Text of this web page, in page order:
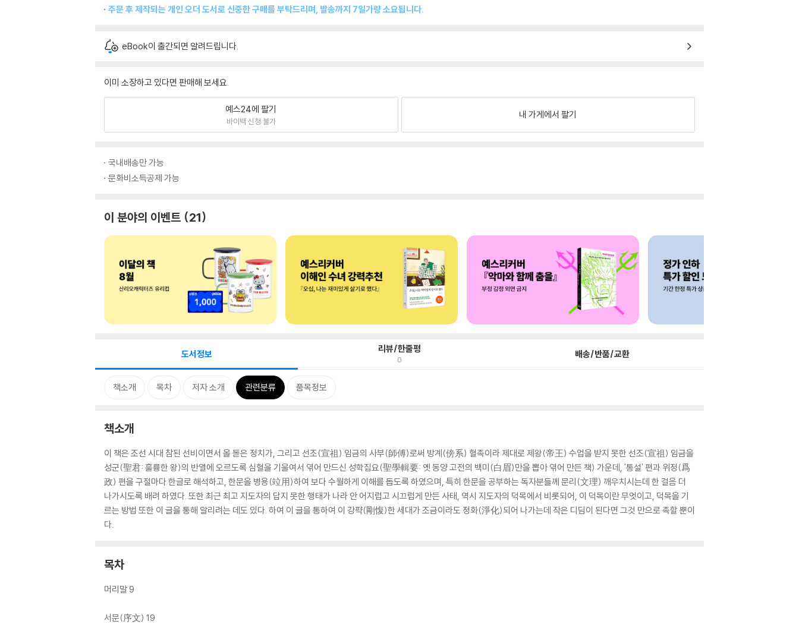
주문 후 제작되는 개인 오더 도서로 신중한 구매를 부탁드리며, 발송까지 7일가량 소요됩니다.
eBook이 출간되면 알려드립니다.
이미 소장하고 있다면 판매해 보세요.
예스24에 팔기
바이백 신청 불가
내 가게에서 팔기
국내배송만 가능
문화비소득공제 가능
이 분야의 이벤트 21
도서정보 리뷰/한줄평
0 배송/반품/교환
책소개 목차 저자 소개 관련분류 품목정보
책소개
이 책은 조선 시대 참된 선비이면서 올 돋은 정치가, 그리고 선조(宣祖) 임금의 사부(師傅)로써 방계(傍系) 혈족이라 제대로 제왕(帝王) 수업을 받지 못한 선조(宣祖) 임금을
성군(聖君: 훌륭한 왕)의 반열에 오르도록 심혈을 기울여서 엮어 만드신 성학집요(聖學輯要: 옛 동양 고전의 백미(白眉)만을 뽑아 엮어 만든 책) 가운데, '통설' 편과 위정(爲
政) 편을 구절마다 한글로 해석하고, 한문을 병용(竝用)하여 보다 수월하게 이해를 돕도록 하였으며, 특히 한문을 공부하는 독자분들께 문리(文理) 깨우치시는데 한 걸음 더
나가시도록 배려 하였다. 또한 최근 최고 지도자의 답지 못한 행태가 나라 안 어지럽고 시끄럽게 만든 사태, 역시 지도자의 덕목에서 비롯되어, 이 덕목이란 무엇이고, 덕목을 기
르는 방법 또한 이 글을 통해 알리려는 데도 있다. 하여 이 글을 통하여 이 강퍅(剛愎)한 세대가 조금이라도 정화(淨化)되어 나가는데 작은 디딤이 된다면 그것 만으로 족할 뿐이
다.
목차
머리말 9
서문(序文) 19